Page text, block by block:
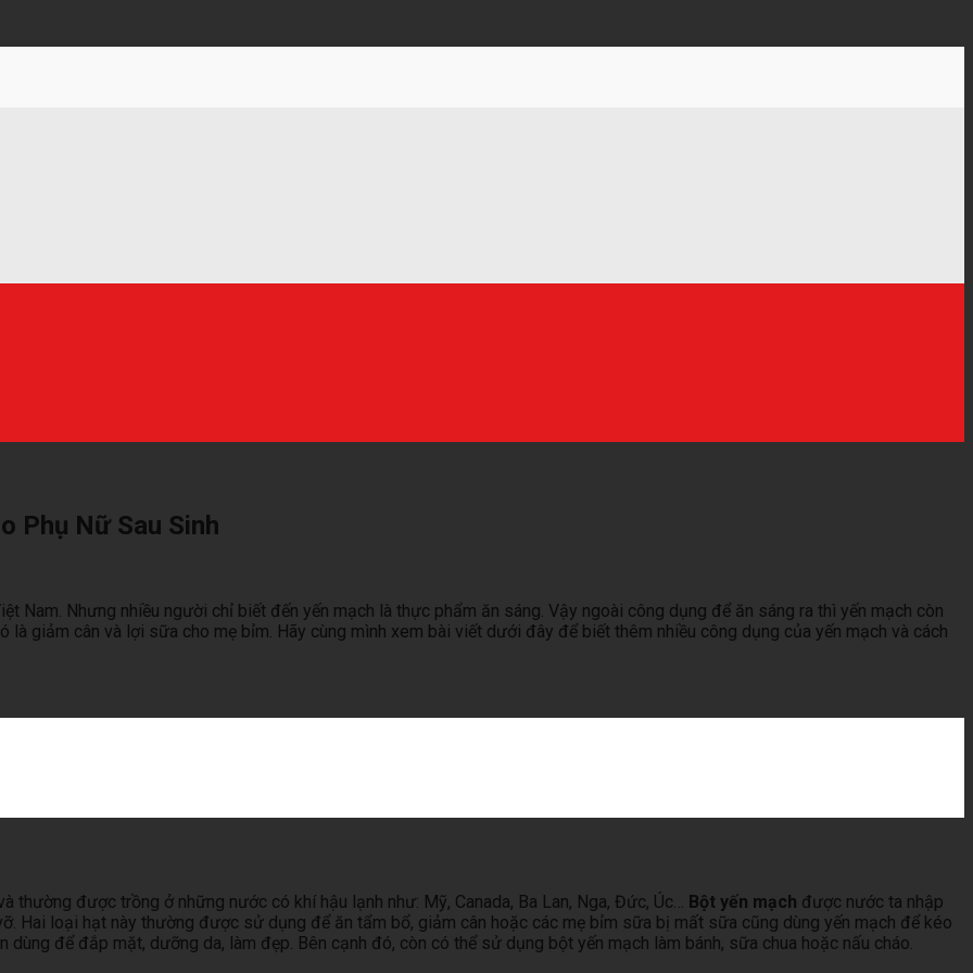
Phụ Nữ Sau Sinh
Nam. Nhưng nhiều người chỉ biết đến yến mạch là thực phẩm ăn sáng. Vậy ngoài công dụng để ăn sáng ra thì yến mạch còn
là giảm cân và lợi sữa cho mẹ bỉm. Hãy cùng mình xem bài viết dưới đây để biết thêm nhiều công dụng của yến mạch và cách
được trồng ở những nước có khí hậu lạnh như: Mỹ, Canada, Ba Lan, Nga, Đức, Úc… Bột yến mạch được nước ta nhập
Hai loại hạt này thường được sử dụng để ăn tẩm bổ, giảm cân hoặc các mẹ bỉm sữa bị mất sữa cũng dùng yến mạch để kéo
để đắp mặt, dưỡng da, làm đẹp. Bên cạnh đó, còn có thể sử dụng bột yến mạch làm bánh, sữa chua hoặc nấu cháo.